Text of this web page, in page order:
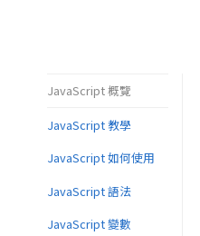
JavaScript 概覽
JavaScript 教學
JavaScript 如何使用
JavaScript 語法
JavaScript 變數